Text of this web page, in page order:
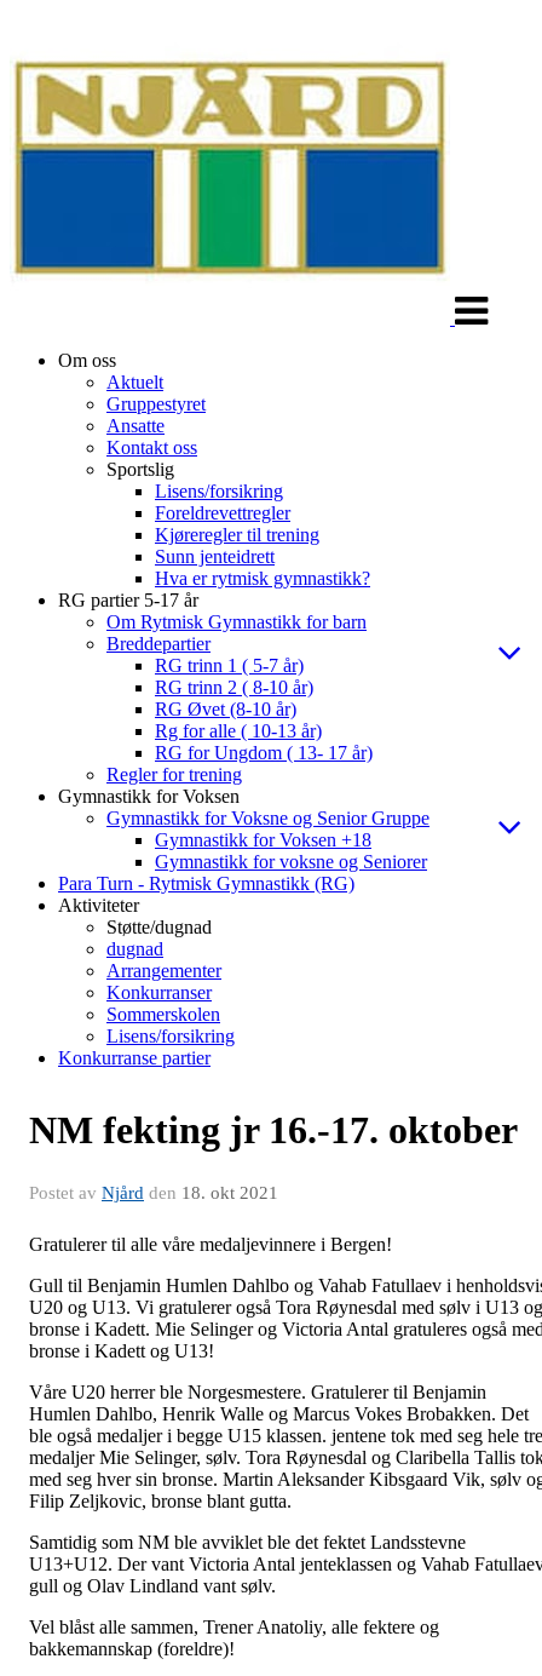
Om oss
Aktuelt
Gruppestyret
Ansatte
Kontakt oss
Sportslig
Lisens/forsikring
Foreldrevettregler
Kjøreregler til trening
Sunn jenteidrett
Hva er rytmisk gymnastikk?
RG partier 5-17 år
Om Rytmisk Gymnastikk for barn
Breddepartier
RG trinn 1 ( 5-7 år)
RG trinn 2 ( 8-10 år)
RG Øvet (8-10 år)
Rg for alle ( 10-13 år)
RG for Ungdom ( 13- 17 år)
Regler for trening
Gymnastikk for Voksen
Gymnastikk for Voksne og Senior Gruppe
Gymnastikk for Voksen +18
Gymnastikk for voksne og Seniorer
Para Turn - Rytmisk Gymnastikk (RG)
Aktiviteter
Støtte/dugnad
dugnad
Arrangementer
Konkurranser
Sommerskolen
Lisens/forsikring
Konkurranse partier
NM fekting jr 16.-17. oktober
Postet av Njård den 18. okt 2021
Gratulerer til alle våre medaljevinnere i Bergen!
Gull til Benjamin Humlen Dahlbo og Vahab Fatullaev i
U20 og U13. Vi gratulerer også Tora Røynesdal med sølv i U13 og
bronse i Kadett. Mie Selinger og Victoria Antal gratuleres også
bronse i Kadett og U13!
Våre U20 herrer ble Norgesmestere. Gratulerer til Benjamin
Humlen Dahlbo, Henrik Walle og Marcus Vokes Brobakken. Det
ble også medaljer i begge U15 klassen. jentene tok med seg hele tre
medaljer Mie Selinger, sølv. Tora Røynesdal og Claribella Tallis
med seg hver sin bronse. Martin Aleksander Kibsgaard Vik, sølv
Filip Zeljkovic, bronse blant gutta.
Samtidig som NM ble avviklet ble det fektet Landsstevne
U13+U12. Der vant Victoria Antal jenteklassen og Vahab
gull og Olav Lindland vant sølv.
Vel blåst alle sammen, Trener Anatoliy, alle fektere og
bakkemannskap (foreldre)!